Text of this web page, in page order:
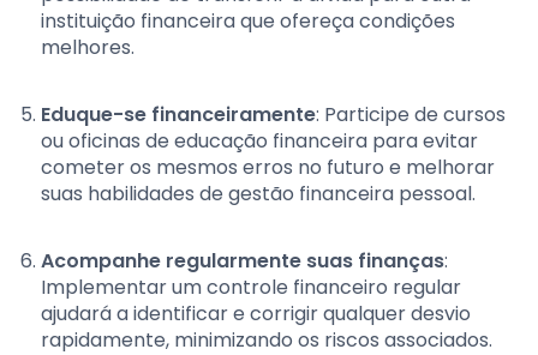
instituição financeira que ofereça condições
melhores.
Eduque-se financeiramente: Participe de cursos
ou oficinas de educação financeira para evitar
cometer os mesmos erros no futuro e melhorar
suas habilidades de gestão financeira pessoal.
Acompanhe regularmente suas finanças:
Implementar um controle financeiro regular
ajudará a identificar e corrigir qualquer desvio
rapidamente, minimizando os riscos associados.